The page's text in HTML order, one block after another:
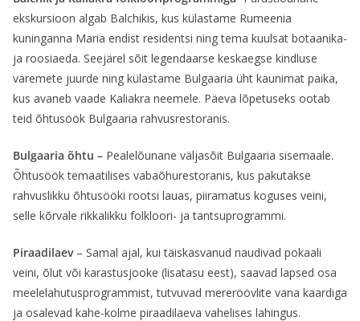
ekskursioon algab Balchikis, kus külastame Rumeenia
kuninganna Maria endist residentsi ning tema kuulsat botaanika-
ja roosiaeda. Seejärel sõit legendaarse keskaegse kindluse
varemete juurde ning külastame Bulgaaria üht kaunimat paika,
kus avaneb vaade Kaliakra neemele. Päeva lõpetuseks ootab
teid õhtusöök Bulgaaria rahvusrestoranis.
Bulgaaria õhtu – Pealelõunane väljasõit Bulgaaria sisemaale.
Õhtusöök temaatilises vabaõhurestoranis, kus pakutakse
rahvuslikku õhtusööki rootsi lauas, piiramatus koguses veini,
selle kõrvale rikkalikku folkloori- ja tantsuprogrammi.
Piraadilaev – Samal ajal, kui täiskasvanud naudivad pokaali
veini, õlut või karastusjooke (lisatasu eest), saavad lapsed osa
meelelahutusprogrammist, tutvuvad mereröövlite vana kaardiga
ja osalevad kahe-kolme piraadilaeva vahelises lahingus.